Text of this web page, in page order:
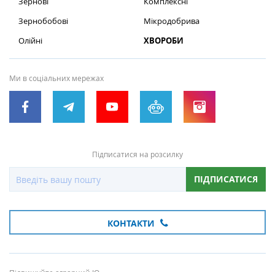
Зернобобові
Олійні
Мікродобрива
ХВОРОБИ
Ми в соціальних мережах
Підписатися на розсилку
ПІДПИСАТИСЯ
КОНТАКТИ